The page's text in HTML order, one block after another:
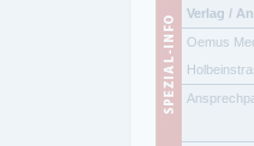
Verlag /
Oemus